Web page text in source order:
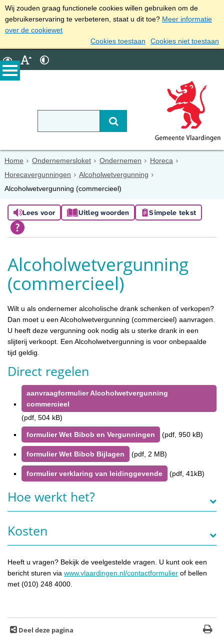
Wij zouden graag functionele cookies willen gebruiken om de
gebruikerservaring te verbeteren, staat u dit toe? Meer informatie
over de cookiewet
Cookies toestaan
Cookies niet toestaan
Home Ondernemersloket Ondernemen
Horeca
Horecavergunningen
Alcoholwetvergunning
Alcoholwetvergunning (commercieel)
Lees voor Uitleg woorden Simpele tekst
Alcoholwetvergunning
(commercieel)
Wilt u als ondernemer alcoholische drank schenken of verkopen?
Dan moet u een Alcoholwetvergunning (commercieel) aanvragen.
U heeft deze vergunning ook nodig als u sterke drank in een
slijterij verkoopt. Een Alcoholwetvergunning is voor onbepaalde
tijd geldig.
Direct regelen
aanvraagformulier Alcoholwetvergunning
commercieel
(pdf, 504 kB)
formulier Wet Bibob en Vergunningen (pdf, 950 kB)
formulier Wet Bibob Bijlagen (pdf, 2 MB)
formulier verklaring van leidinggevende (pdf, 41kB)
Hoe werkt het?
Kosten
Heeft u vragen? Bekijk de veelgestelde vragen. U kunt ook een
bericht sturen via www.vlaardingen.nl/contactformulier of bellen
met (010) 248 4000.
Deel deze pagina